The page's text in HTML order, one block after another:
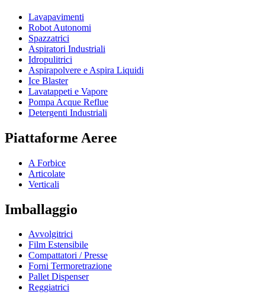
Lavapavimenti
Robot Autonomi
Spazzatrici
Aspiratori Industriali
Idropulitrici
Aspirapolvere e Aspira Liquidi
Ice Blaster
Lavatappeti e Vapore
Pompa Acque Reflue
Detergenti Industriali
Piattaforme Aeree
A Forbice
Articolate
Verticali
Imballaggio
Avvolgitrici
Film Estensibile
Compattatori / Presse
Forni Termoretrazione
Pallet Dispenser
Reggiatrici